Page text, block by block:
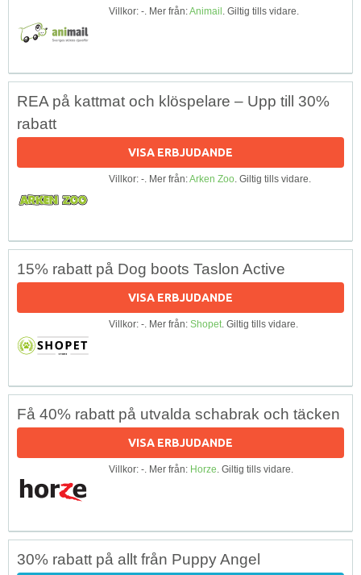
Villkor: -. Mer från:Animail. Giltig tills vidare.
REA på kattmat och klöspelare – Upp till 30%
rabatt
VISA ERBJUDANDE
Villkor: -. Mer från:Arken Zoo. Giltig tills vidare.
15% rabatt på Dog boots Taslon Active
VISA ERBJUDANDE
Villkor: -. Mer från: Shopet. Giltig tills vidare.
Få 40% rabatt på utvalda schabrak och täcken
VISA ERBJUDANDE
Villkor: -. Mer från: Horze. Giltig tills vidare.
30% rabatt på allt från Puppy Angel